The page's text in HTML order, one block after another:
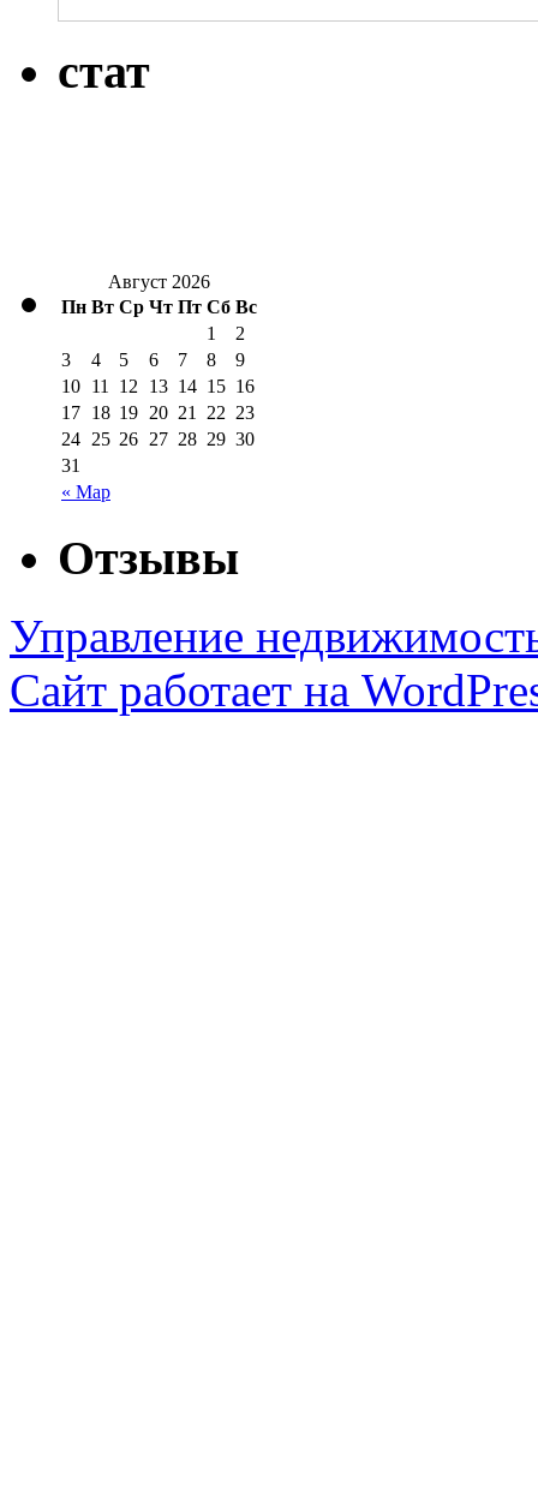
стат
Август 2026
Пн Вт Ср Чт Пт Сб Вс
« Мар
1
2
3
4 5 6 7 8
9
10 11 12 13 14 15 16
17 18 19 20 21 22 23
24 25 26 27 28 29 30
31
Отзывы
Управление
Сайт работает на